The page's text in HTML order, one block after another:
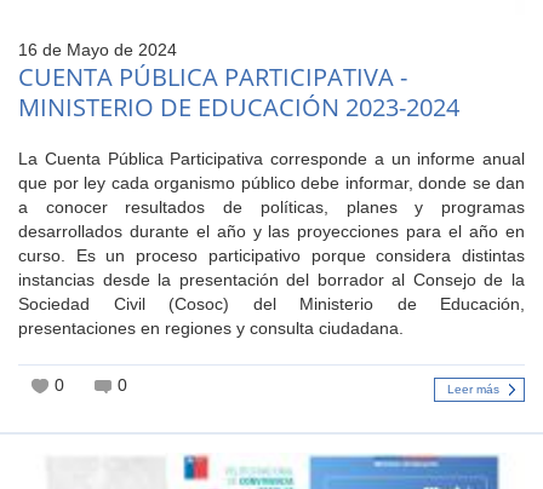
16 de Mayo de 2024
CUENTA PÚBLICA PARTICIPATIVA -
MINISTERIO DE EDUCACIÓN 2023-2024
La Cuenta Pública Participativa corresponde a un informe anual
que por ley cada organismo público debe informar, donde se dan
a conocer resultados de políticas, planes y programas
desarrollados durante el año y las proyecciones para el año en
curso. Es un proceso participativo porque considera distintas
instancias desde la presentación del borrador al Consejo de la
Sociedad Civil (Cosoc) del Ministerio de Educación,
presentaciones en regiones y consulta ciudadana.
0 0 Leer más